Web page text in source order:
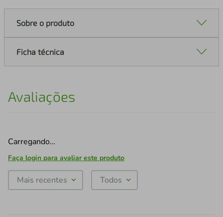
Sobre o produto
Ficha técnica
Avaliações
Carregando…
Faça login para avaliar este produto
Mais recentes Todos